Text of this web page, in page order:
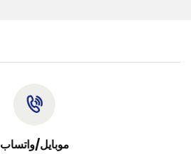
موبايل/واتساب